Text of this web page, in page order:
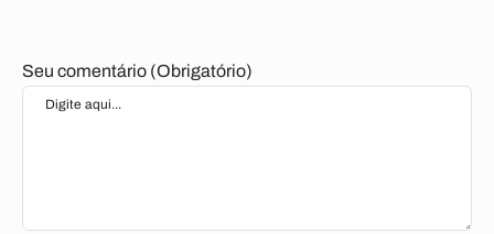
Seu comentário (Obrigatório)